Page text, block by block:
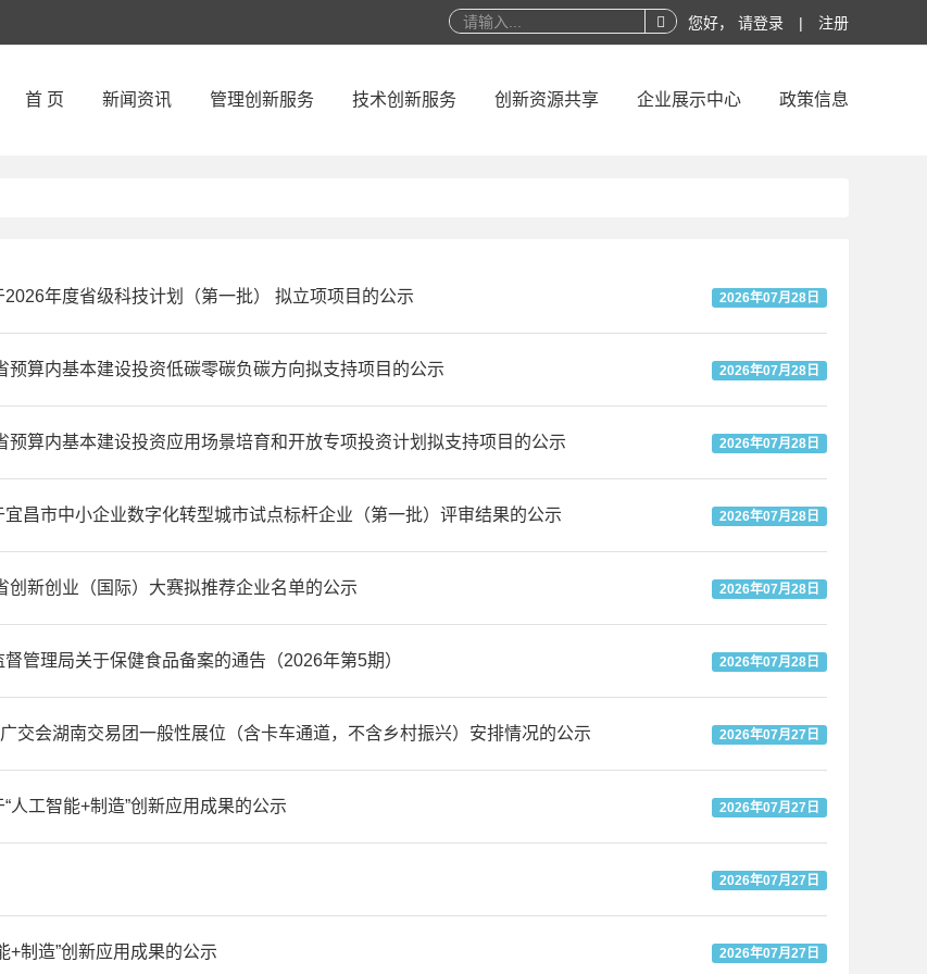
您好， 请登录 | 注册
首 页 新闻资讯 管理创新服务 技术创新服务 创新资源共享 企业展示中心 政策信息
年度省级科技计划（第一批） 拟立项项目的公示 2026年07月28日
预算内基本建设投资低碳零碳负碳方向拟支持项目的公示 2026年07月28日
预算内基本建设投资应用场景培育和开放专项投资计划拟支持项目的公示 2026年07月28日
宜昌市中小企业数字化转型城市试点标杆企业（第一批）评审结果的公示 2026年07月28日
创新创业（国际）大赛拟推荐企业名单的公示 2026年07月28日
管理局关于保健食品备案的通告（2026年第5期） 2026年07月28日
交会湖南交易团一般性展位（含卡车通道，不含乡村振兴）安排情况的公示 2026年07月27日
人工智能+制造”创新应用成果的公示 2026年07月27日
2026年07月27日
+制造”创新应用成果的公示 2026年07月27日